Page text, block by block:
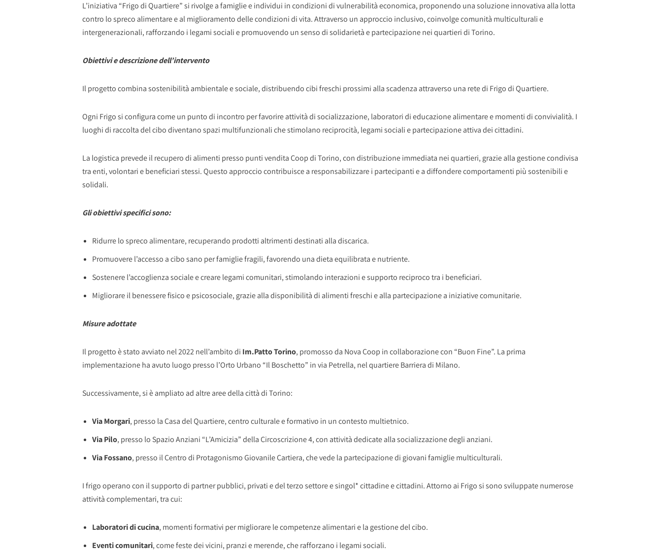
L’iniziativa “Frigo di Quartiere” si rivolge a famiglie e individui in condizioni di vulnerabilità economica, proponendo una soluzione innovativa alla lotta
contro lo spreco alimentare e al miglioramento delle condizioni di vita. Attraverso un approccio inclusivo, coinvolge comunità multiculturali e
intergenerazionali, rafforzando i legami sociali e promuovendo un senso di solidarietà e partecipazione nei quartieri di Torino.
Obiettivi e descrizione dell’intervento
Il progetto combina sostenibilità ambientale e sociale, distribuendo cibi freschi prossimi alla scadenza attraverso una rete di Frigo di Quartiere.
Ogni Frigo si configura come un punto di incontro per favorire attività di socializzazione, laboratori di educazione alimentare e momenti di convivialità. I
luoghi di raccolta del cibo diventano spazi multifunzionali che stimolano reciprocità, legami sociali e partecipazione attiva dei cittadini.
La logistica prevede il recupero di alimenti presso punti vendita Coop di Torino, con distribuzione immediata nei quartieri, grazie alla gestione condivisa
tra enti, volontari e beneficiari stessi. Questo approccio contribuisce a responsabilizzare i partecipanti e a diffondere comportamenti più sostenibili e
solidali.
Gli obiettivi specifici sono:
Ridurre lo spreco alimentare, recuperando prodotti altrimenti destinati alla discarica.
Promuovere l’accesso a cibo sano per famiglie fragili, favorendo una dieta equilibrata e nutriente.
Sostenere l’accoglienza sociale e creare legami comunitari, stimolando interazioni e supporto reciproco tra i beneficiari.
Migliorare il benessere fisico e psicosociale, grazie alla disponibilità di alimenti freschi e alla partecipazione a iniziative comunitarie.
Misure adottate
Il progetto è stato avviato nel 2022 nell’ambito di Im.Patto Torino, promosso da Nova Coop in collaborazione con “Buon Fine”. La prima
implementazione ha avuto luogo presso l’Orto Urbano “Il Boschetto” in via Petrella, nel quartiere Barriera di Milano.
Successivamente, si è ampliato ad altre aree della città di Torino:
Via Morgari, presso la Casa del Quartiere, centro culturale e formativo in un contesto multietnico.
Via Pilo, presso lo Spazio Anziani “L’Amicizia” della Circoscrizione 4, con attività dedicate alla socializzazione degli anziani.
Via Fossano, presso il Centro di Protagonismo Giovanile Cartiera, che vede la partecipazione di giovani famiglie multiculturali.
I frigo operano con il supporto di partner pubblici, privati e del terzo settore e singol* cittadine e cittadini. Attorno ai Frigo si sono sviluppate numerose
attività complementari, tra cui:
Laboratori di cucina, momenti formativi per migliorare le competenze alimentari e la gestione del cibo.
Eventi comunitari, come feste dei vicini, pranzi e merende, che rafforzano i legami sociali.